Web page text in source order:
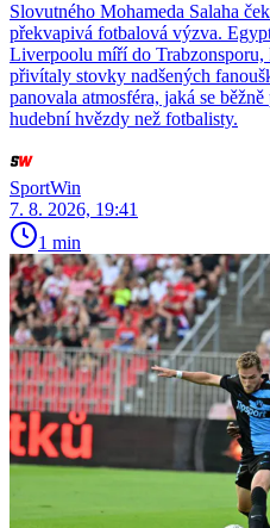
Slovutného Mohameda Salaha
překvapivá fotbalová výzva.
Liverpoolu míří do
přivítaly stovky nadšených
panovala atmosféra, jaká se
hudební hvězdy než fotbalisty.
SportWin
7. 8. 2026, 19:41
1 min